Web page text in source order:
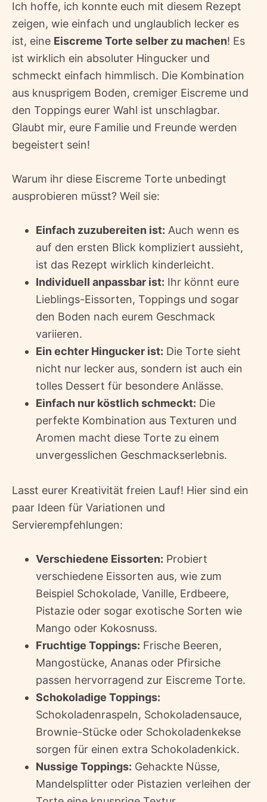
Ich hoffe, ich konnte euch mit diesem Rezept
zeigen, wie einfach und unglaublich lecker es
ist, eine Eiscreme Torte selber zu machen! Es
ist wirklich ein absoluter Hingucker und
schmeckt einfach himmlisch. Die Kombination
aus knusprigem Boden, cremiger Eiscreme und
den Toppings eurer Wahl ist unschlagbar.
Glaubt mir, eure Familie und Freunde werden
begeistert sein!
Warum ihr diese Eiscreme Torte unbedingt
ausprobieren müsst? Weil sie:
Einfach zuzubereiten ist: Auch wenn es
auf den ersten Blick kompliziert aussieht,
ist das Rezept wirklich kinderleicht.
Individuell anpassbar ist: Ihr könnt eure
Lieblings-Eissorten, Toppings und sogar
den Boden nach eurem Geschmack
variieren.
Ein echter Hingucker ist: Die Torte sieht
nicht nur lecker aus, sondern ist auch ein
tolles Dessert für besondere Anlässe.
Einfach nur köstlich schmeckt: Die
perfekte Kombination aus Texturen und
Aromen macht diese Torte zu einem
unvergesslichen Geschmackserlebnis.
Lasst eurer Kreativität freien Lauf! Hier sind ein
paar Ideen für Variationen und
Servierempfehlungen:
Verschiedene Eissorten: Probiert
verschiedene Eissorten aus, wie zum
Beispiel Schokolade, Vanille, Erdbeere,
Pistazie oder sogar exotische Sorten wie
Mango oder Kokosnuss.
Fruchtige Toppings: Frische Beeren,
Mangostücke, Ananas oder Pfirsiche
passen hervorragend zur Eiscreme Torte.
Schokoladige Toppings:
Schokoladenraspeln, Schokoladensauce,
Brownie-Stücke oder Schokoladenkekse
sorgen für einen extra Schokoladenkick.
Nussige Toppings: Gehackte Nüsse,
Mandelsplitter oder Pistazien verleihen der